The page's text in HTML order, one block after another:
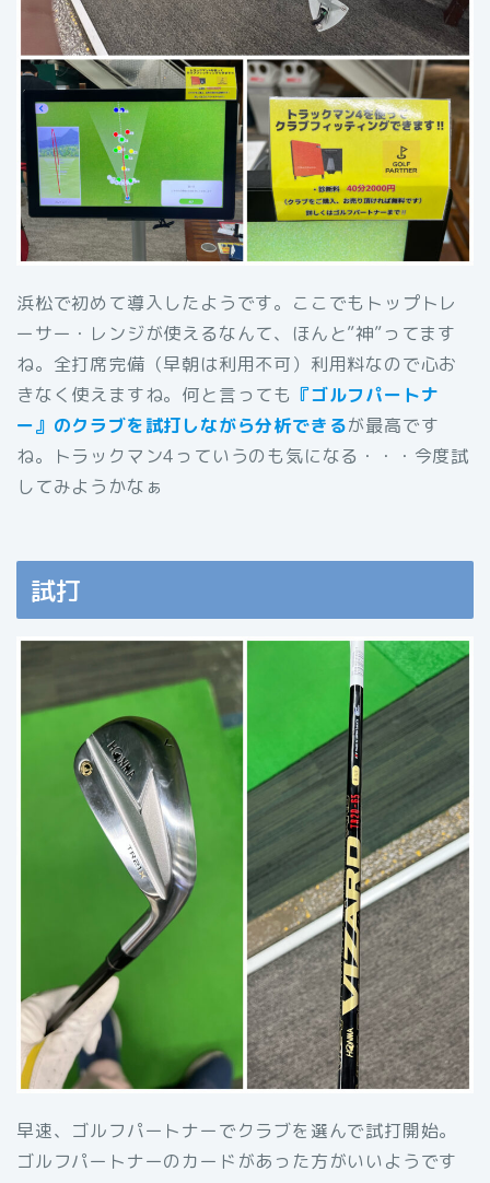
浜松で初めて導入したようです。ここでもトップトレ
ーサー・レンジが使えるなんて、ほんと”神”ってます
ね。全打席完備（早朝は利用不可）利用料なので心お
きなく使えますね。何と言っても 『ゴルフパートナ
ー』のクラブを試打しながら分析できるが最高です
ね。トラックマン4っていうのも気になる・・・今度試
してみようかなぁ
試打
早速、ゴルフパートナーでクラブを選んで試打開始。
ゴルフパートナーのカードがあった方がいいようです